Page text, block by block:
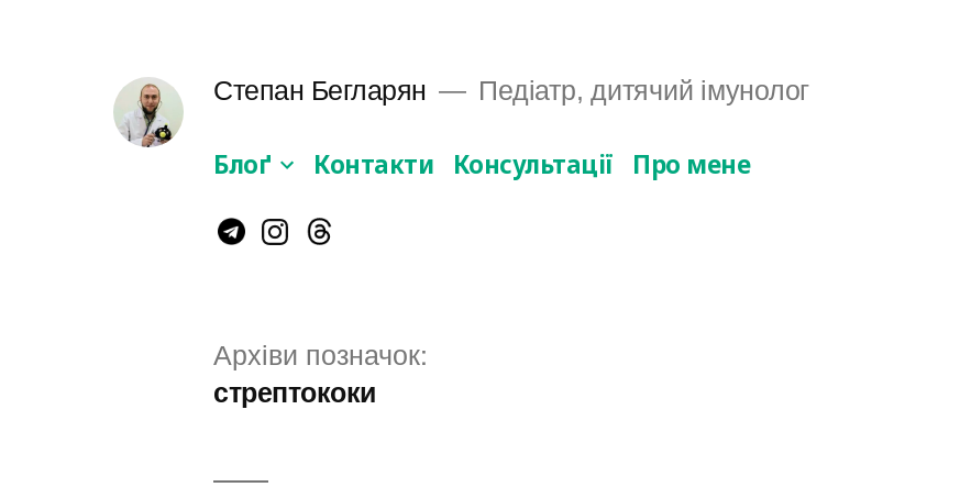
Степан Бегларян Педіатр, дитячий імунолог
Блоґ Контакти Консультації Про мене
TelegramInstagram
Threads
Архіви позначок:
стрептококи